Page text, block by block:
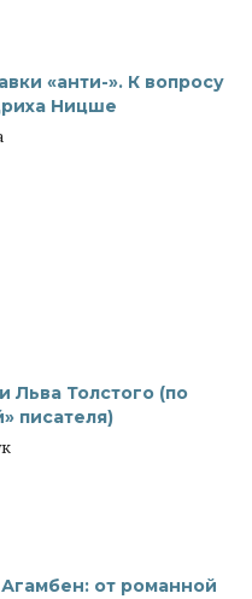
«анти-». К вопросу
Ницше
Льва Толстого (по
писателя)
от романной